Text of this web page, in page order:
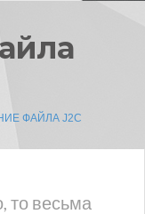
ФАЙЛА J2C
то весьма